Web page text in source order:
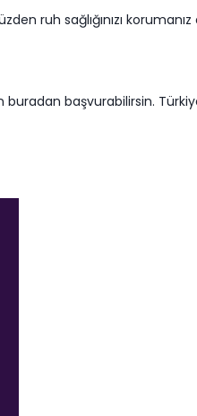
ruh sağlığınızı korumanız
başvurabilirsin.